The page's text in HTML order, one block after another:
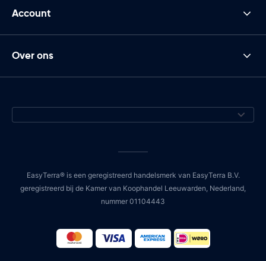
Account
Over ons
EasyTerra® is een geregistreerd handelsmerk van EasyTerra B.V.
geregistreerd bij de Kamer van Koophandel Leeuwarden, Nederland,
nummer 01104443